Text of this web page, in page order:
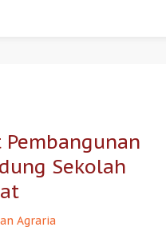
Sekolah
Agraria